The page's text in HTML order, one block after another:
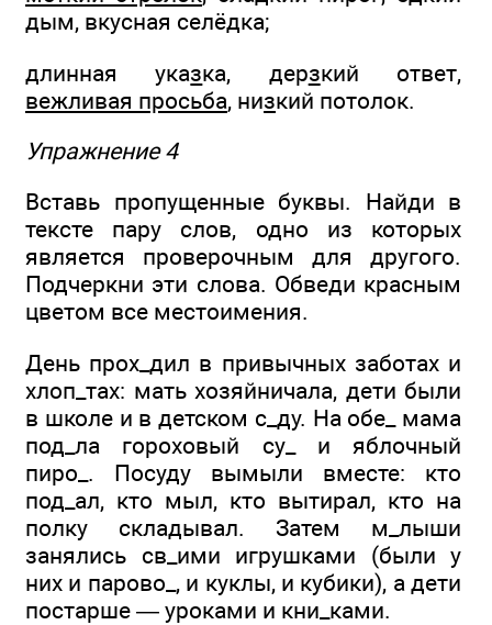
дым, вкусная селёдка;
длинная указка, дерзкий ответ,
вежливая просьба, низкий потолок.
Упражнение 4
Вставь пропущенные буквы. Найди в
тексте пару слов, одно из которых
является проверочным для другого.
Подчеркни эти слова. Обведи красным
цветом все местоимения.
День прох_дил в привычных заботах и
хлоп_тах: мать хозяйничала, дети были
в школе и в детском с_ду. На обе_ мама
под_ла гороховый су_ и яблочный
пиро_. Посуду вымыли вместе: кто
под_ал, кто мыл, кто вытирал, кто на
полку складывал. Затем м_лыши
занялись св_ими игрушками (были у
них и парово_, и куклы, и кубики), а дети
постарше — уроками и кни_ками.